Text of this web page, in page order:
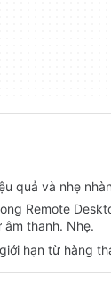
quả và nhẹ
Remote
thanh. Nhẹ.
hạn từ hàng